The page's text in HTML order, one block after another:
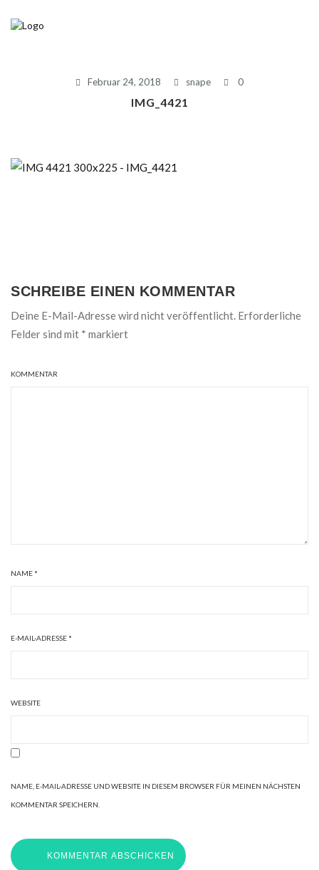
Februar 24, 2018 snape 0
IMG_4421
SCHREIBE EINEN KOMMENTAR
Deine E-Mail-Adresse wird nicht veröffentlicht. Erforderliche
Felder sind mit * markiert
KOMMENTAR
NAME *
E-MAIL-ADRESSE *
WEBSITE
NAME, E-MAIL-ADRESSE UND WEBSITE IN DIESEM BROWSER FÜR MEINEN NÄCHSTEN
KOMMENTAR SPEICHERN.